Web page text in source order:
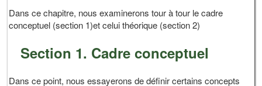
Dans ce chapitre, nous examinerons tour à tour le cadre
conceptuel (section 1)et celui théorique (section 2)
Section 1. Cadre conceptuel
Dans ce point, nous essayerons de définir certains concepts